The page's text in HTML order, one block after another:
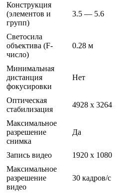
Конструкция
(элементов и
групп)
3.5 — 5.6
Светосила
объектива (F-
число)
0.28 м
Минимальная
дистанция
фокусировки
Нет
Оптическая
стабилизация
4928 x 3264
Максимальное
разрешение
снимка
Да
Запись видео
1920 x 1080
Максимальное
разрешение
видео
30 кадров/с